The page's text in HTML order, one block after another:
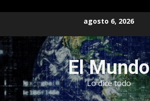
contenido
agosto 6, 2026
El Mundo
Lo dice todo